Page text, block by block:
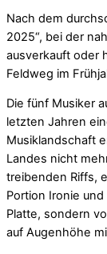
Nach dem
2025“, bei der
ausverkauft oder
Feldweg im
Die fünf Musiker
letzten Jahren
Musiklandschaft
Landes nicht
treibenden Riffs,
Portion Ironie
Platte, sondern
auf Augenhöhe